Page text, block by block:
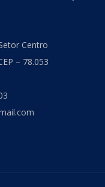
Centro
– 78.053